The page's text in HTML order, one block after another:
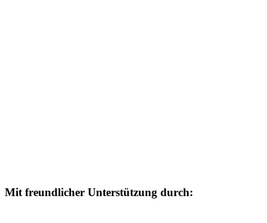
Mit freundlicher Unterstützung durch: